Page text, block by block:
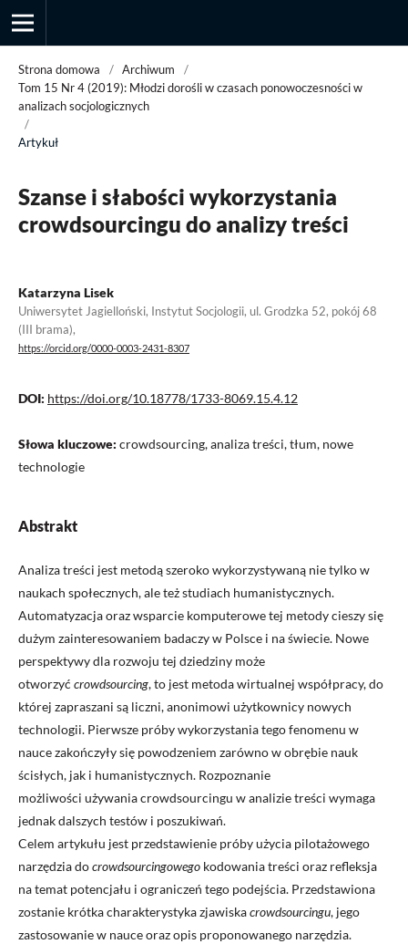
Strona domowa / Archiwum
/
Tom 15 Nr 4 (2019): Młodzi dorośli w czasach ponowoczesności w
analizach socjologicznych
/
Artykuł
Szanse i słabości wykorzystania
crowdsourcingu do analizy treści
Katarzyna Lisek
Uniwersytet Jagielloński, Instytut Socjologii, ul. Grodzka 52, pokój 68
(III brama),
https://orcid.org/0000-0003-2431-8307
DOI: https://doi.org/10.18778/1733-8069.15.4.12
Słowa kluczowe: crowdsourcing, analiza treści, tłum, nowe
technologie
Abstrakt
Analiza treści jest metodą szeroko wykorzystywaną nie tylko w
naukach społecznych, ale też studiach humanistycznych.
Automatyzacja oraz wsparcie komputerowe tej metody cieszy się
dużym zainteresowaniem badaczy w Polsce i na świecie. Nowe
perspektywy dla rozwoju tej dziedziny może
otworzyć crowdsourcing, to jest metoda wirtualnej współpracy, do
której zapraszani są liczni, anonimowi użytkownicy nowych
technologii. Pierwsze próby wykorzystania tego fenomenu w
nauce zakończyły się powodzeniem zarówno w obrębie nauk
ścisłych, jak i humanistycznych. Rozpoznanie
możliwości używania crowdsourcingu w analizie treści wymaga
jednak dalszych testów i poszukiwań.
Celem artykułu jest przedstawienie próby użycia pilotażowego
narzędzia docrowdsourcingowego kodowania treści oraz refleksja
na temat potencjału i ograniczeń tego podejścia. Przedstawiona
zostanie krótka charakterystyka zjawiskacrowdsourcingu, jego
zastosowanie w nauce oraz opis proponowanego narzędzia.